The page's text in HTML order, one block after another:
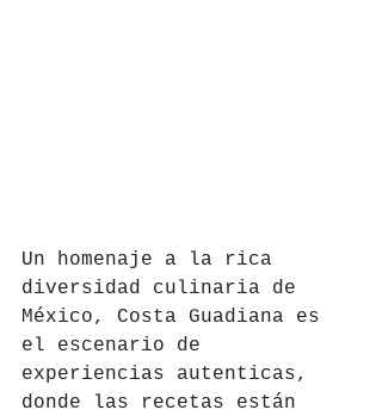
Un homenaje a la rica
diversidad culinaria de
México, Costa Guadiana es
el escenario de
experiencias autenticas,
donde las recetas están